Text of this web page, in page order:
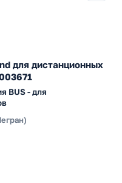
для дистанционных
BUS - для